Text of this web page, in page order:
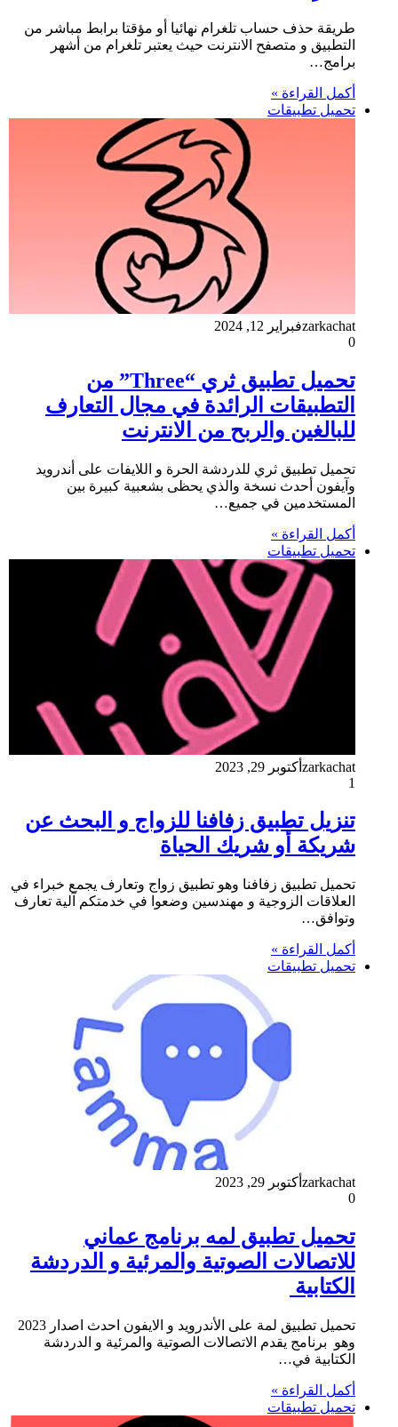
طريقة حذف حساب تلغرام نهائيا أو مؤقتا برابط مباشر من
التطبيق و متصفح الانترنت حيث يعتبر تلغرام من أشهر
برامج…
أكمل القراءة »
تحميل تطبيقات
zarkachatفبراير 12, 2024
0
تحميل تطبيق ثري “Three” من
التطبيقات الرائدة في مجال التعارف
للبالغين والربح من الانترنت
تحميل تطبيق ثري للدردشة الحرة و اللايفات على أندرويد
وآيفون أحدث نسخة والذي يحظى بشعبية كبيرة بين
المستخدمين في جميع…
أكمل القراءة »
تحميل تطبيقات
zarkachat أكتوبر 29, 2023
1
تنزيل تطبيق زفافنا للزواج و البحث عن
شريكة أو شريك الحياة
تحميل تطبيق زفافنا وهو تطبيق زواج وتعارف يجمع خبراء في
العلاقات الزوجية و مهندسين وضعوا في خدمتكم آلية تعارف
وتوافق…
أكمل القراءة »
تحميل تطبيقات
zarkachat أكتوبر 29, 2023
0
تحميل تطبيق لمه برنامج عماني
للاتصالات الصوتية والمرئية و الدردشة
الكتابية
تحميل تطبيق لمة على الأندرويد و الايفون احدث اصدار 2023
وهو برنامج يقدم الاتصالات الصوتية والمرئية و الدردشة
الكتابية في…
أكمل القراءة »
تحميل تطبيقات